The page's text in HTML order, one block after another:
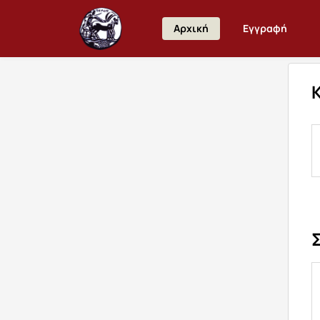
Αρχική Εγγραφή
Σύνδεση